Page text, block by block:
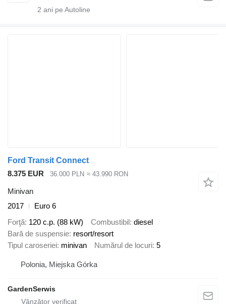
2 ani pe Autoline
Ford Transit Connect
8.375 EUR
36.000 PLN ≈ 43.990 RON
Minivan
2017
Euro 6
Forţă 120 c.p. (88 kW) Combustibil diesel
Bară de suspensie resort/resort
Tipul caroseriei minivan Numărul de locuri 5
Polonia, Miejska Górka
GardenSerwis